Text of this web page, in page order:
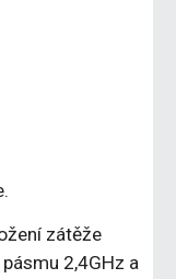
zátěže
2,4GHz a